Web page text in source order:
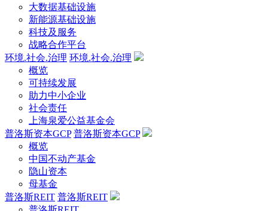
大数据基础设施
新能源基础设施
科技及服务
战略合作平台
环境.社会.治理 环境.社会.治理
概览
可持续发展
助力中小企业
社会责任
上海泉爱公益基金会
普洛斯资本GCP 普洛斯资本GCP
概览
中国不动产基金
隐山资本
母基金
普洛斯REIT 普洛斯REIT